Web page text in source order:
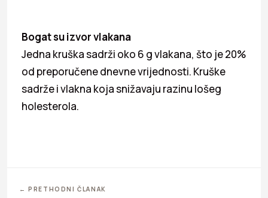
Bogat su izvor vlakana
Jedna kruška sadrži oko 6 g vlakana, što je 20%
od preporučene dnevne vrijednosti. Kruške
sadrže i vlakna koja snižavaju razinu lošeg
holesterola.
← PRETHODNI ČLANAK